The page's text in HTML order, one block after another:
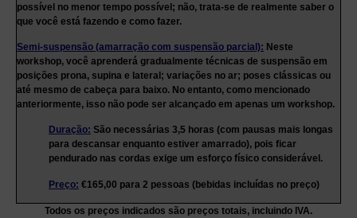
possível no menor tempo possível; não, trata-se de realmente saber o
que você está fazendo e como fazer.
Semi-suspensão (amarração com suspensão parcial): Neste
workshop, você aprenderá gradualmente técnicas de suspensão em
posições prona, supina e lateral; variações no ar; poses clássicas ou
até mesmo de cabeça para baixo. No entanto, como mencionado
anteriormente, isso não pode ser alcançado em apenas um workshop.
Duração: São necessárias 3,5 horas (com pausas mais longas
para descansar enquanto estiver amarrado), pois ficar
pendurado nas cordas exige um esforço físico considerável.
Preço: €165,00 para 2 pessoas (bebidas incluídas no preço)
Todos os preços indicados são preços totais, incluindo IVA.